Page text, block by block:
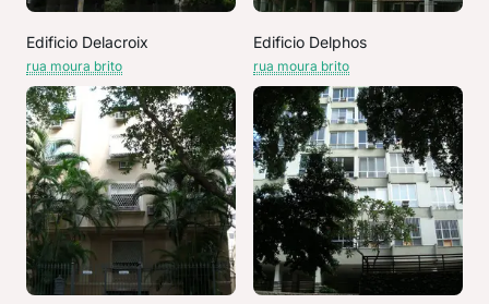
Edificio Delacroix
rua moura brito
Edificio Delphos
rua moura brito